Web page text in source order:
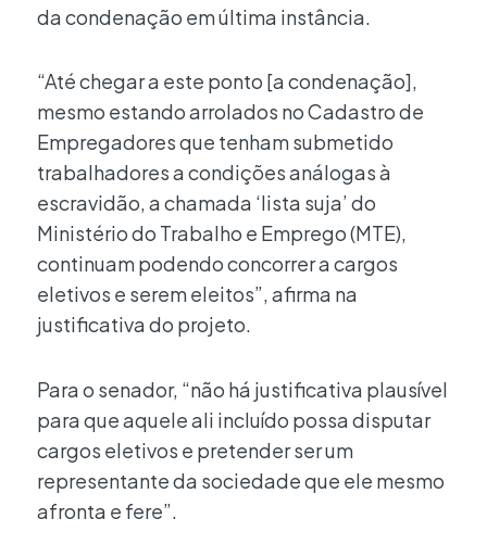
da condenação em última instância.
“Até chegar a este ponto [a condenação],
mesmo estando arrolados no Cadastro de
Empregadores que tenham submetido
trabalhadores a condições análogas à
escravidão, a chamada ‘lista suja’ do
Ministério do Trabalho e Emprego (MTE),
continuam podendo concorrer a cargos
eletivos e serem eleitos”, afirma na
justificativa do projeto.
Para o senador, “não há justificativa plausível
para que aquele ali incluído possa disputar
cargos eletivos e pretender ser um
representante da sociedade que ele mesmo
afronta e fere”.